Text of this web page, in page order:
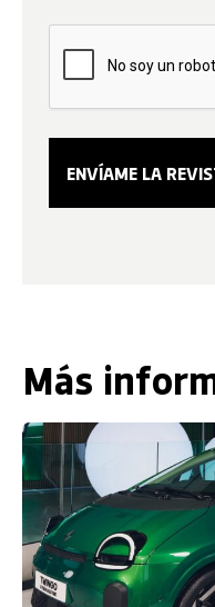
Más